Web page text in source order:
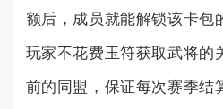
额后，成员就能解锁该卡包
玩家不花费玉符获取武将的
前的同盟，保证每次赛季结